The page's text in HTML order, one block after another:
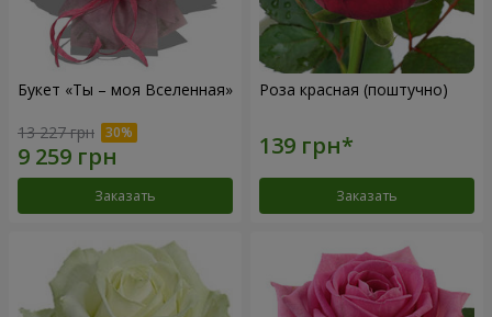
Букет «Ты – моя Вселенная»
13 227 грн
Заказать
Роза красная (поштучно)
Заказать